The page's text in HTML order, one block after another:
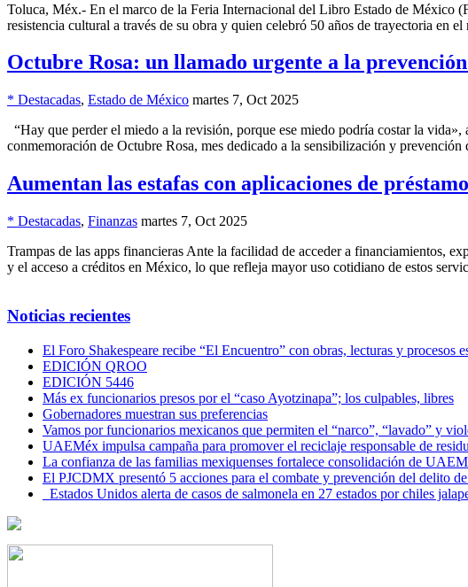
Toluca, Méx.- En el marco de la Feria Internacional del Libro Estado de México
resistencia cultural a través de su obra y quien celebró 50 años de trayectoria en
Octubre Rosa: un llamado urgente a la
* Destacadas, Estado de México martes 7, Oct 2025
“Hay que perder el miedo a la revisión, porque ese miedo podría costar la
conmemoración de Octubre Rosa, mes dedicado a la sensibilización y
Aumentan las estafas con aplicaciones de
* Destacadas, Finanzas martes 7, Oct 2025
Trampas de las apps financieras Ante la facilidad de acceder a financiamientos,
y el acceso a créditos en México, lo que refleja mayor uso cotidiano de estos
Noticias recientes
El Foro Shakespeare recibe “El Encuentro” con obras, lecturas y procesos
EDICIÓN QROO
EDICIÓN 5446
Más ex funcionarios presos por el “caso Ayotzinapa”; los culpables, libres
Gobernadores muestran sus preferencias
Vamos por funcionarios mexicanos que permiten el “narco”, “lavado” y
UAEMéx impulsa campaña para promover el reciclaje responsable de
La confianza de las familias mexiquenses fortalece consolidación de
El PJCDMX presentó 5 acciones para el combate y prevención del delito
Estados Unidos alerta de casos de salmonela en 27 estados por chiles